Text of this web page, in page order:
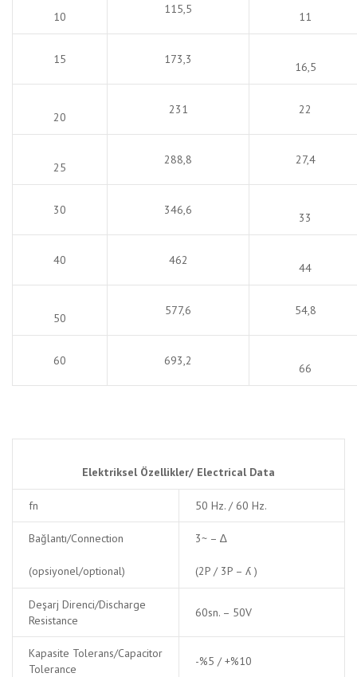
10
115,5
11
15 173,3
16,5
20
231 22
25
288,8 27,4
30 346,6
33
40 462
44
50
577,6 54,8
60 693,2
66
Elektriksel Özellikler/ Electrical Data
fn 50 Hz. / 60 Hz.
Bağlantı/Connection
(opsiyonel/optional)
3~ – ∆
(2P / 3P – ʎ )
Deşarj Direnci/Discharge
Resistance
60sn. – 50V
Kapasite Tolerans/Capacitor
Tolerance
-%5 / +%10